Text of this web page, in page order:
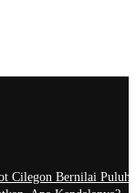
Cilegon Bernilai